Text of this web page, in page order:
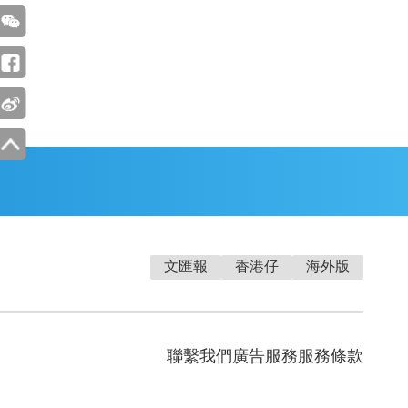
文匯報 香港仔 海外版
聯繫我們廣告服務服務條款